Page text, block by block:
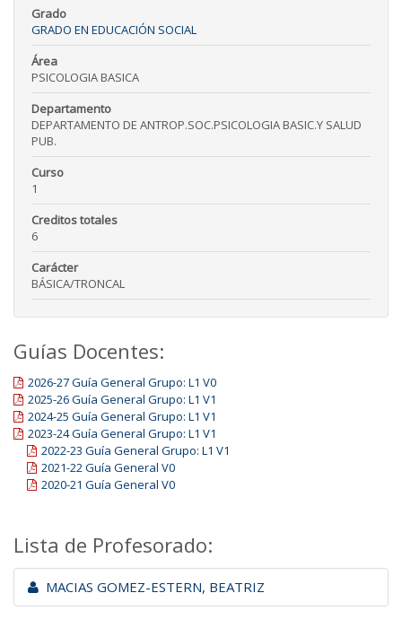
Grado
GRADO EN EDUCACIÓN SOCIAL
Área
PSICOLOGIA BASICA
Departamento
DEPARTAMENTO DE ANTROP.SOC.PSICOLOGIA BASIC.Y SALUD
PUB.
Curso
1
Creditos totales
6
Carácter
BÁSICA/TRONCAL
Guías Docentes:
2026-27 Guía General Grupo: L1 V0
2025-26 Guía General Grupo: L1 V1
2024-25 Guía General Grupo: L1 V1
2023-24 Guía General Grupo: L1 V1
2022-23 Guía General Grupo: L1 V1
2021-22 Guía General V0
2020-21 Guía General V0
Lista de Profesorado:
MACIAS GOMEZ-ESTERN, BEATRIZ